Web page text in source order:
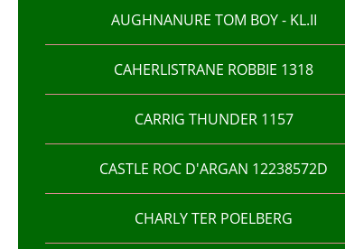
AUGHNANURE TOM BOY - KL.II
CAHERLISTRANE ROBBIE 1318
CARRIG THUNDER 1157
CASTLE ROC D'ARGAN 12238572D
CHARLY TER POELBERG